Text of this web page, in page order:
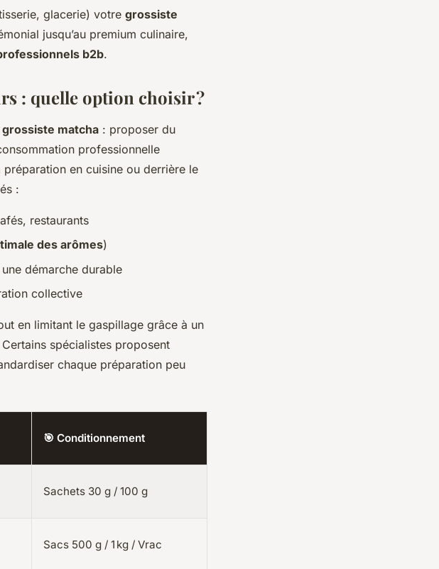
glacerie) votre grossiste
jusqu’au premium culinaire,
b2b.
: quelle option choisir ?
grossiste matcha : proposer du
professionnelle
préparation en cuisine ou derrière le
:
restaurants
des arômes)
démarche durable
collective
en limitant le gaspillage grâce à un
spécialistes proposent
chaque préparation peu
🎯 Conditionnement
Sachets 30 g / 100 g
Sacs 500 g / 1 kg / Vrac